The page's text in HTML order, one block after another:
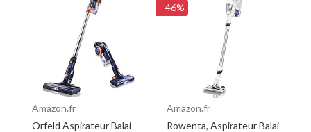
Amazon.fr
Orfeld Aspirateur Balai
- 46%
Amazon.fr
Rowenta, Aspirateur Balai